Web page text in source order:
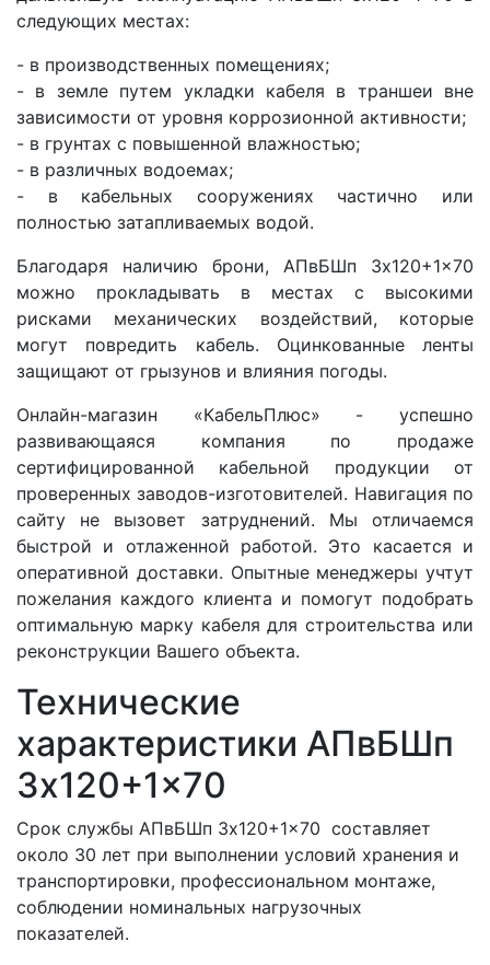
следующих местах:
- в производственных помещениях;
- в земле путем укладки кабеля в траншеи вне
зависимости от уровня коррозионной активности;
- в грунтах с повышенной влажностью;
- в различных водоемах;
- в кабельных сооружениях частично или
полностью затапливаемых водой.
Благодаря наличию брони, АПвБШп 3x120+1x70
можно прокладывать в местах с высокими
рисками механических воздействий, которые
могут повредить кабель. Оцинкованные ленты
защищают от грызунов и влияния погоды.
Онлайн-магазин «КабельПлюс» - успешно
развивающаяся компания по продаже
сертифицированной кабельной продукции от
проверенных заводов-изготовителей. Навигация по
сайту не вызовет затруднений. Мы отличаемся
быстрой и отлаженной работой. Это касается и
оперативной доставки. Опытные менеджеры учтут
пожелания каждого клиента и помогут подобрать
оптимальную марку кабеля для строительства или
реконструкции Вашего объекта.
Технические
характеристики АПвБШп
3x120+1x70
Срок службы АПвБШп 3x120+1x70 составляет
около 30 лет при выполнении условий хранения и
транспортировки, профессиональном монтаже,
соблюдении номинальных нагрузочных
показателей.